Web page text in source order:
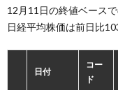
12月11日の終値ベース
日経平均株価は前日比
日付
コー
ド